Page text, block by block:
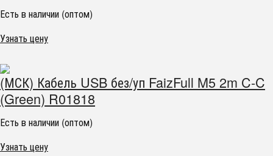
Есть в наличии (оптом)
Узнать цену
(МСК) Кабель USB без/уп FaizFull M5 2m C-C
(Green) R01818
Есть в наличии (оптом)
Узнать цену